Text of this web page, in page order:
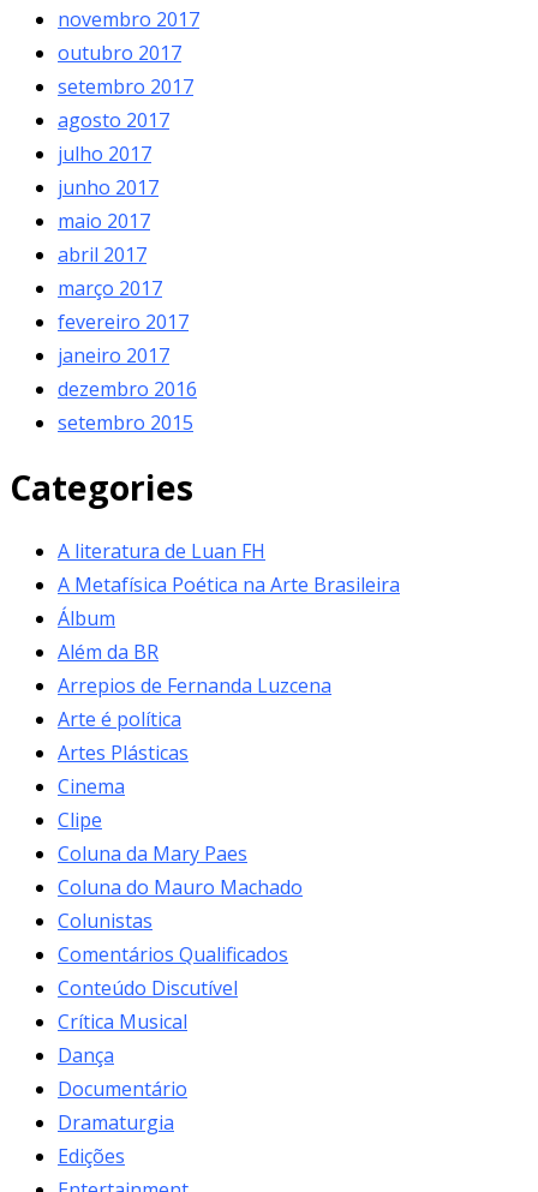
novembro 2017
outubro 2017
setembro 2017
agosto 2017
julho 2017
junho 2017
maio 2017
abril 2017
março 2017
fevereiro 2017
janeiro 2017
dezembro 2016
setembro 2015
Categories
A literatura de Luan FH
A Metafísica Poética na Arte Brasileira
Álbum
Além da BR
Arrepios de Fernanda Luzcena
Arte é política
Artes Plásticas
Cinema
Clipe
Coluna da Mary Paes
Coluna do Mauro Machado
Colunistas
Comentários Qualificados
Conteúdo Discutível
Crítica Musical
Dança
Documentário
Dramaturgia
Edições